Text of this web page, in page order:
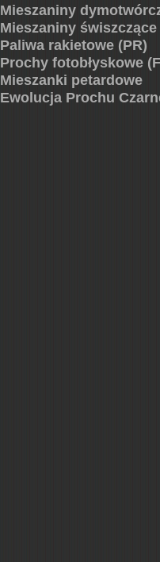
Mieszaniny
Mieszaniny świszczące
Paliwa rakietowe (PR)
Prochy fotobłyskowe
Mieszanki petardowe
Ewolucja Prochu